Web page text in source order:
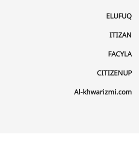
ELUFUQ
ITIZAN
FACYLA
CITIZENUP
Al-khwarizmi.com